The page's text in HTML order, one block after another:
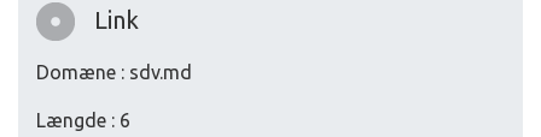
Link
Domæne : sdv.md
Længde : 6